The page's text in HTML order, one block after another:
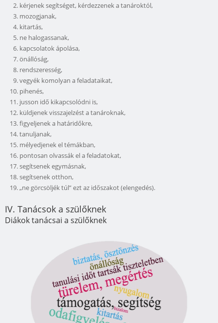
kérjenek segítséget, kérdezzenek a tanároktól,
mozogjanak,
kitartás,
ne halogassanak,
kapcsolatok ápolása,
önállóság,
rendszeresség,
vegyék komolyan a feladataikat,
pihenés,
jusson idő kikapcsolódni is,
küldjenek visszajelzést a tanároknak,
figyeljenek a határidőkre,
tanuljanak,
mélyedjenek el témákban,
pontosan olvassák el a feladatokat,
segítsenek egymásnak,
segítsenek otthon,
„ne görcsöljék túl” ezt az időszakot (elengedés).
IV. Tanácsok a szülőknek
Diákok tanácsai a szülőknek